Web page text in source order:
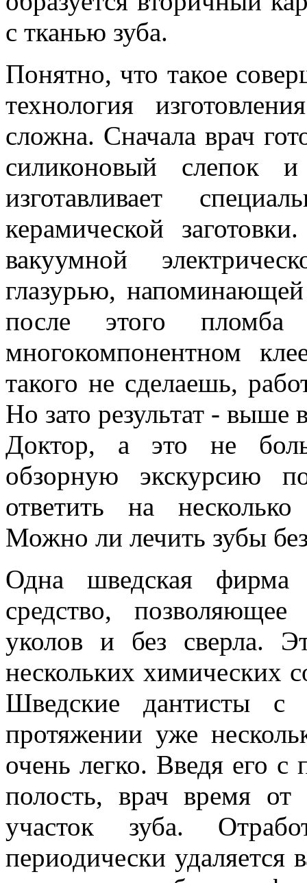
с тканью зуба.
Понятно, что такое
технология
сложна. Сначала врач
силиконовый слепок
изготавливает
керамической
вакуумной
глазурью,
после этого пломба
многокомпонентном
такого не сделаешь,
Но зато результат - выше
Доктор, а это не
обзорную экскурсию
ответить на
Можно ли лечить зубы
Одна шведская фирма
средство,
уколов и без сверла.
нескольких химических
Шведские дантисты с
протяжении уже
очень легко. Введя его
полость, врач время
участок зуба.
периодически